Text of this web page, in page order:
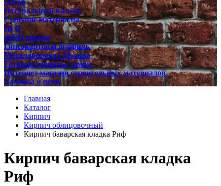
Бетон
Натуральный камень
Сыпучие материалы
ПГП
ЖБИ заводы
Гипсокартон и профиль
Металлопрокат Москва
Готовые проекты домов
Интернет магазин строительных материалов
Камины и печи
Главная
Каталог
Кирпич
Кирпич облицовочный
Кирпич баварская кладка Риф
Кирпич баварская кладка
Риф